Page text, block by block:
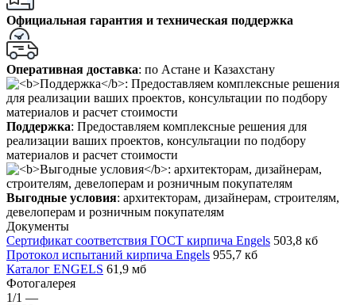
Официальная гарантия и техническая поддержка
Оперативная доставка: по Астане и Казахстану
Поддержка: Предоставляем комплексные решения для
реализации ваших проектов, консультации по подбору
материалов и расчет стоимости
Выгодные условия: архитекторам, дизайнерам, строителям,
девелоперам и розничным покупателям
Документы
Сертификат соответствия ГОСТ кирпича Engels 503,8 кб
Протокол испытаний кирпича Engels 955,7 кб
Каталог ENGELS 61,9 мб
Фотогалерея
1/1 —